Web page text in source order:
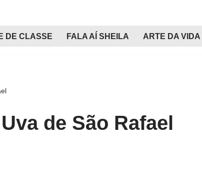
DE CLASSE FALA AÍ SHEILA ARTE DA VIDA
de São Rafael